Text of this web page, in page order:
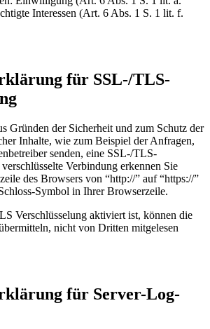
Interessen (Art. 6 Abs. 1 S. 1 lit. f.
für SSL-/TLS-
Gründen der Sicherheit und zum Schutz der
Inhalte, wie zum Beispiel der Anfragen,
senden, eine SSL-/TLS-
Verbindung erkennen Sie
des Browsers von “http://” auf “https://”
Symbol in Ihrer Browserzeile.
Verschlüsselung aktiviert ist, können die
nicht von Dritten mitgelesen
für Server-Log-